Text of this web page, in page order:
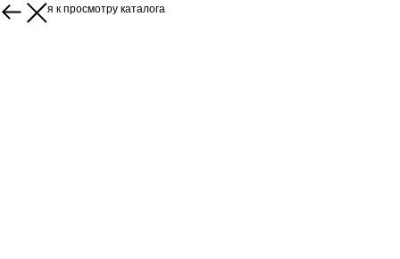
Вернуться к просмотру каталога